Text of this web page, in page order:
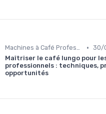
Machines à Café Professionnelles • 30/
Maîtriser le café lungo pour
professionnels : techniques,
opportunités